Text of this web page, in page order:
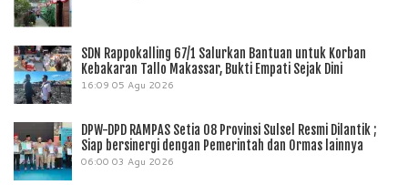
SDN Rappokalling 67/1 Salurkan Bantuan untuk Korban
Kebakaran Tallo Makassar, Bukti Empati Sejak Dini
16:09 05 Agu 2026
DPW-DPD RAMPAS Setia 08 Provinsi Sulsel Resmi Dilantik ;
Siap bersinergi dengan Pemerintah dan Ormas lainnya
06:00 03 Agu 2026